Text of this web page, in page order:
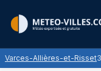
Varces-Allières-et-Risset